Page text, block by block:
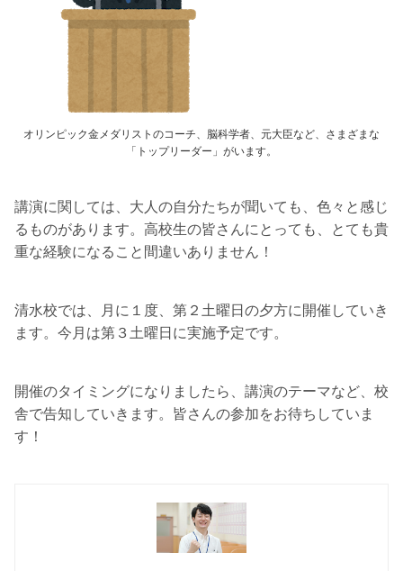
オリンピック金メダリストのコーチ、脳科学者、元大臣など、さまざまな
「トップリーダー」がいます。
講演に関しては、大人の自分たちが聞いても、色々と感じ
るものがあります。高校生の皆さんにとっても、とても貴
重な経験になること間違いありません！
清水校では、月に１度、第２土曜日の夕方に開催していき
ます。今月は第３土曜日に実施予定です。
開催のタイミングになりましたら、講演のテーマなど、校
舎で告知していきます。皆さんの参加をお待ちしていま
す！